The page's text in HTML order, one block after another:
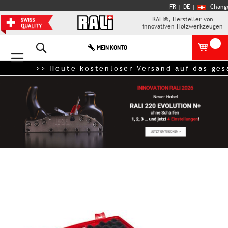
FR | DE |
RALI®, Hersteller von
innovativen Holzwerkzeugen
MEIN KONTO
>> Heute kostenloser Versand auf das